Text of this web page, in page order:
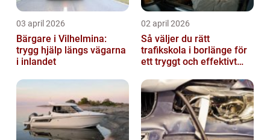
03 april 2026
Bärgare i Vilhelmina:
trygg hjälp längs vägarna
i inlandet
02 april 2026
Så väljer du rätt
trafikskola i borlänge för
ett tryggt och effektivt